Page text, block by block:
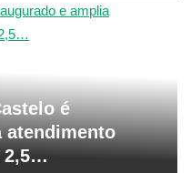
é
atendimento
2,5…